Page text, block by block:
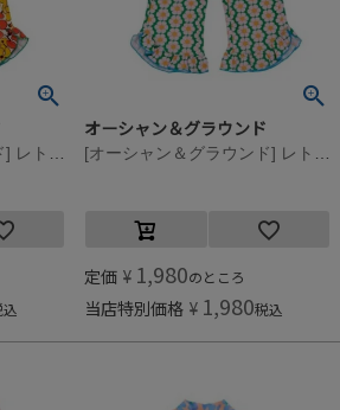
オーシャン＆グラウンド
定価 ¥ 1,980のところ
当店特別価格 ¥ 1,980税込